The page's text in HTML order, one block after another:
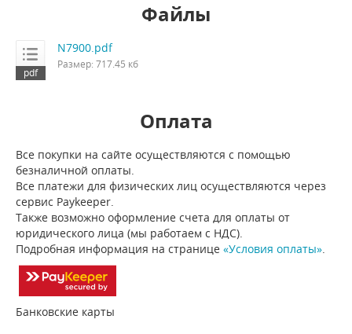
Файлы
N7900.pdf
Размер: 717.45 кб
Оплата
Все покупки на сайте осуществляются с помощью
безналичной оплаты.
Все платежи для физических лиц осуществляются через
сервис Paykeeper.
Также возможно оформление счета для оплаты от
юридического лица (мы работаем с НДС).
Подробная информация на странице «Условия оплаты».
Банковские карты